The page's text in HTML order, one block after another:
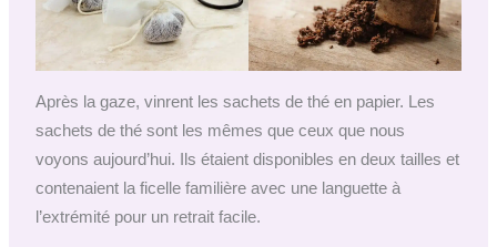
Après la gaze, vinrent les sachets de thé en papier. Les
sachets de thé sont les mêmes que ceux que nous
voyons aujourd’hui. Ils étaient disponibles en deux tailles et
contenaient la ficelle familière avec une languette à
l’extrémité pour un retrait facile.